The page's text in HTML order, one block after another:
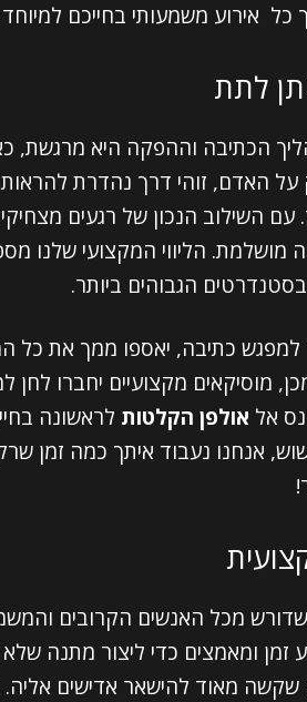
כל אירוע משמעותי בחייכם
לתת
הכתיבה וההפקה היא מרגשת,
האדם, זוהי דרך נהדרת
עם השילוב הנכון של רגעים
מושלמת. הליווי המקצועי שלנו
הגבוהים ביותר.
למפגש כתיבה, יאספו ממך את כל
מוסיקאים מקצועיים יחברו לחן
אל אולפן הקלטות לראשונה
אנחנו נעבוד איתך כמה זמן
מכל האנשים הקרובים
ומאמצים כדי ליצור מתנה שלא
שקשה מאוד להישאר אדישים